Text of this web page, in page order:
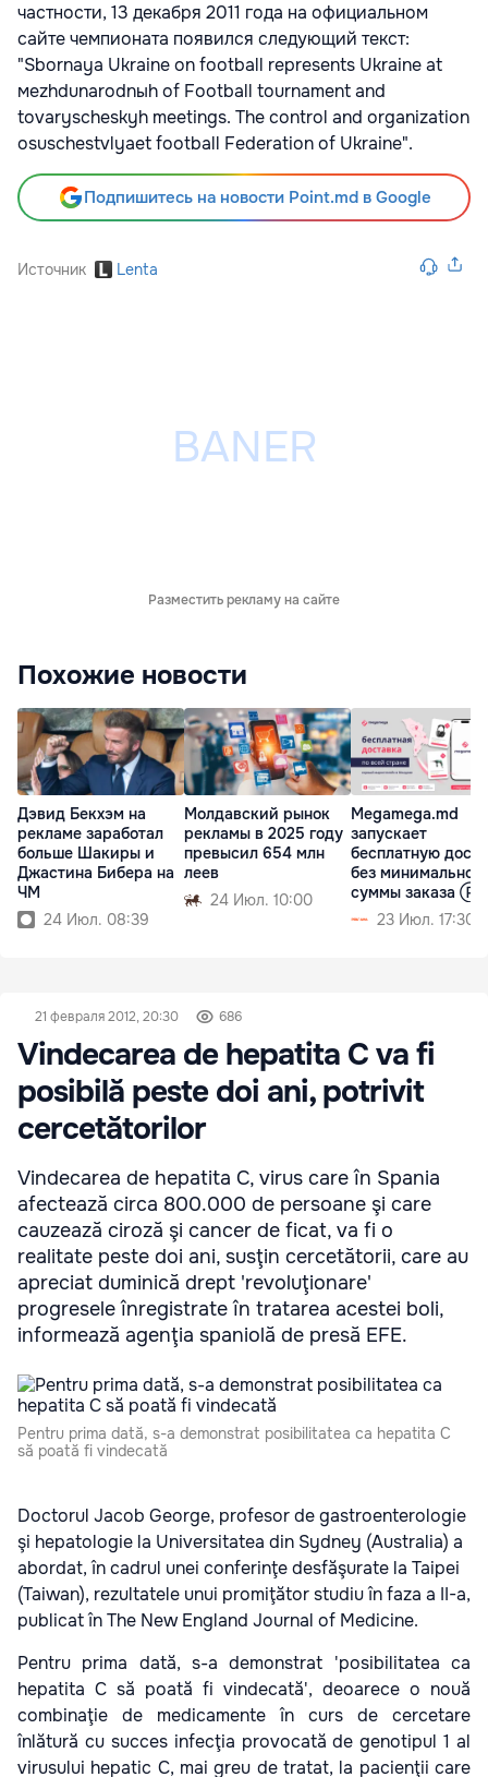
частности, 13 декабря 2011 года на официальном
сайте чемпионата появился следующий текст:
"Sbornaya Ukraine on football represents Ukraine at
меzhdunаrоdnыh of Football tournament and
tovaryscheskyh meetings. The control and organization
osuschestvlyaet football Federation of Ukraine".
Подпишитесь на новости Point.md в Google
Источник Lenta
Разместить рекламу на сайте
Похожие новости
Дэвид Бекхэм на
рекламе заработал
больше Шакиры и
Джастина Бибера на
ЧМ
24 Июл. 08:39
Молдавский рынок
рекламы в 2025 году
превысил 654 млн
леев
24 Июл. 10:00
Megamega.md
запускает
бесплатную
без минимальной
суммы заказа Ⓟ
23 Июл. 17:30
21 февраля 2012, 20:30 686
Vindecarea de hepatita C va fi
posibilă peste doi ani, potrivit
cercetătorilor
Vindecarea de hepatita C, virus care în Spania
afectează circa 800.000 de persoane şi care
cauzează ciroză şi cancer de ficat, va fi o
realitate peste doi ani, susţin cercetătorii, care au
apreciat duminică drept 'revoluţionare'
progresele înregistrate în tratarea acestei boli,
informează agenţia spaniolă de presă EFE.
Pentru prima dată, s-a demonstrat posibilitatea ca hepatita C
să poată fi vindecată
Doctorul Jacob George, profesor de gastroenterologie
şi hepatologie la Universitatea din Sydney (Australia) a
abordat, în cadrul unei conferinţe desfăşurate la Taipei
(Taiwan), rezultatele unui promiţător studiu în faza a II-a,
publicat în The New England Journal of Medicine.
Pentru prima dată, s-a demonstrat 'posibilitatea ca
hepatita C să poată fi vindecată', deoarece o nouă
combinaţie de medicamente în curs de cercetare
înlătură cu succes infecţia provocată de genotipul 1 al
virusului hepatic C, mai greu de tratat, la pacienţii care